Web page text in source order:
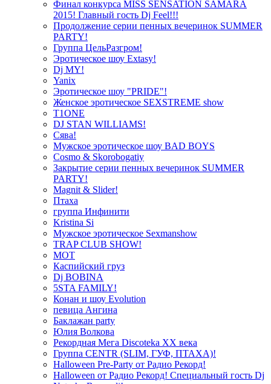
Финал конкурса MISS SENSATION SAMARA
2015! Главный гость Dj Feel!!!
Продолжение серии пенных вечеринок SUMMER
PARTY!
Группа ЦельРазгром!
Эротическое шоу Extasy!
Dj MY!
Yanix
Эротическое шоу "PRIDE"!
Женское эротическое SEXSTREME show
T1ONE
DJ STAN WILLIAMS!
Сява!
Мужское эротическое шоу BAD BOYS
Cosmo & Skorobogatiy
Закрытие серии пенных вечеринок SUMMER
PARTY!
Magnit & Slider!
Птаха
группа Инфинити
Kristina Si
Мужское эротическое Sexmanshow
TRAP CLUB SHOW!
МОТ
Каспийский груз
Dj BOBINA
5STA FAMILY!
Конан и шоу Evolution
певица Ангина
Баклажан party
Юлия Волкова
Рекордная Мега Discoteka XX века
Группа CENTR (SLIM, ГУФ, ПТАХА)!
Halloween Pre-Party от Радио Рекорд!
Halloween от Радио Рекорд! Специальный гость Dj